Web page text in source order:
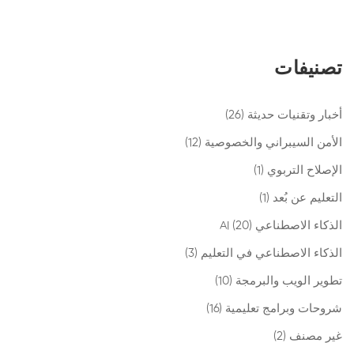
تصنيفات
أخبار وتقنيات حديثة (26)
الأمن السيبراني والخصوصية (12)
الإصلاح التربوي (1)
التعليم عن بُعد (1)
الذكاء الاصطناعي AI (20)
الذكاء الاصطناعي في التعليم (3)
تطوير الويب والبرمجة (10)
شروحات وبرامج تعليمية (16)
غير مصنف (2)